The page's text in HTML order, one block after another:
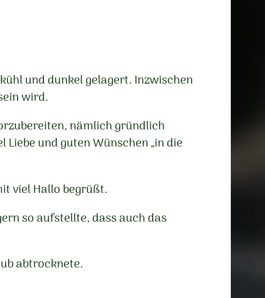
und dunkel gelagert. Inzwischen
wird.
nämlich gründlich
und guten Wünschen „in die
viel Hallo begrüßt.
so aufstellte, dass auch das
abtrocknete.